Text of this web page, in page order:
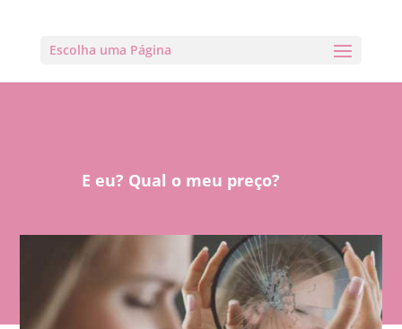
Escolha uma Página
E eu? Qual o meu preço?